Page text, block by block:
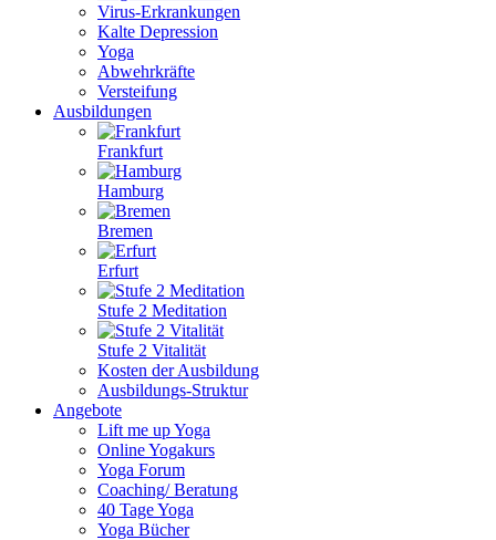
Virus-Erkrankungen
Kalte Depression
Yoga
Abwehrkräfte
Versteifung
Ausbildungen
Frankfurt
Hamburg
Bremen
Erfurt
Stufe 2 Meditation
Stufe 2 Vitalität
Kosten der Ausbildung
Ausbildungs-Struktur
Angebote
Lift me up Yoga
Online Yogakurs
Yoga Forum
Coaching/ Beratung
40 Tage Yoga
Yoga Bücher